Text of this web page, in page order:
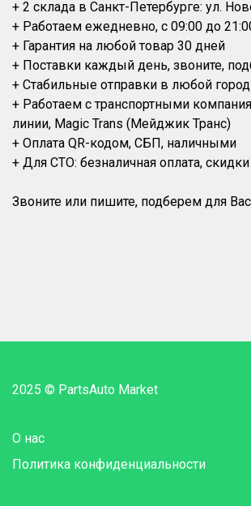
+ 2 склада в Санкт-Петербурге: ул.
+ Работаем ежедневно, с 09:00 до
+ Гарантия на любой товар 30 дней
+ Поставки каждый день, звоните,
+ Стабильные отправки в любой
+ Работаем с транспортными
линии, Magic Trans (Мейджик Транс)
+ Оплата QR-кодом, СБП, наличными
+ Для СТО: безналичная оплата, скидки
2025 © PartsAuto Market
О нас
Политика конфиденциальности